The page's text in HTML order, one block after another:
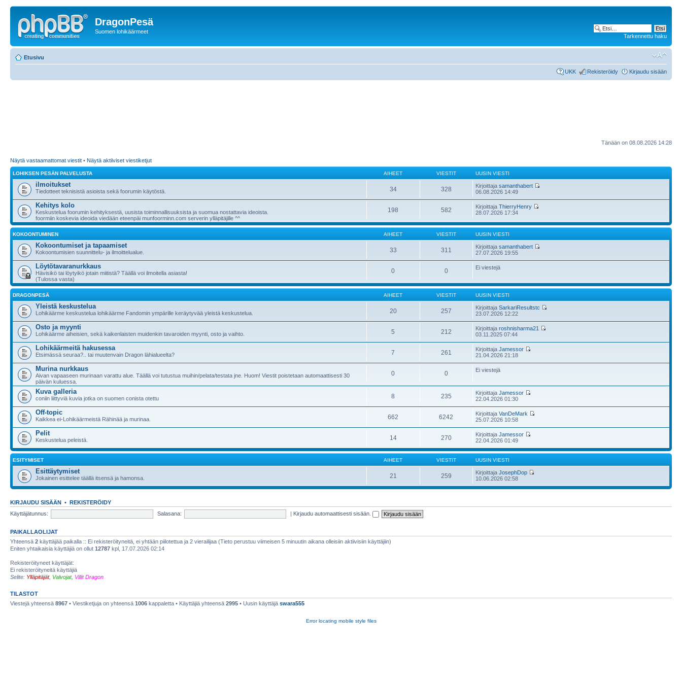
DragonPesä
Suomen lohikäärmeet
Tarkennettu haku
Etusivu
UKK Rekisteröidy Kirjaudu sisään
Tänään on 08.08.2026 14:28
Näytä vastaamattomat viestit • Näytä aktiiviset viestiketjut
LOHIKSEN PESÄN PALVELUSTA AIHEET VIESTIT UUSIN VIESTI
ilmoitukset
Tiedotteet teknisistä asioista sekä foorumin käytöstä. 34 328 Kirjoittajasamanthabert
06.08.2026 14:49
Kehitys kolo
Keskustelua foorumin kehityksestä, uusista toiminnallisuuksista ja suomua nostattavia ideoista.
foormiin koskevia ideoida viedään eteenpäi munfoorminn.com serverin ylläpitäjille ^^
198 582 KirjoittajaThierryHenry
28.07.2026 17:34
KOKOONTUMINEN AIHEET VIESTIT UUSIN VIESTI
Kokoontumiset ja tapaamiset
Kokoontumisien suunnittelu- ja ilmoittelualue. 33 311 Kirjoittajasamanthabert
27.07.2026 19:55
Löytötavaranurkkaus
Hävisikö tai löytyikö jotain miitistä? Täällä voi ilmoitella asiasta!
(Tulossa vasta)
0 0 Ei viestejä
DRAGONPESÄ AIHEET VIESTIT UUSIN VIESTI
Yleistä keskustelua
Lohikäärme keskustelua lohikäärme Fandomin ympärille keräytyvää yleistä keskustelua. 20 257 KirjoittajaSarkariResultstc
23.07.2026 12:22
Osto ja myynti
Lohikäärme aiheisien, sekä kaikenlaisten muidenkin tavaroiden myynti, osto ja vaihto. 5 212 Kirjoittajaroshnisharma21
03.11.2025 07:44
Lohikäärmeitä hakusessa
Etsimässä seuraa?.. tai muutenvain Dragon lähialueelta? 7 261 KirjoittajaJamessor
21.04.2026 21:18
Murina nurkkaus
Aivan vapaaseen murinaan varattu alue. Täällä voi tutustua muihin/pelata/testata jne. Huom! Viestit poistetaan automaattisesti 30
päivän kuluessa.
0 0 Ei viestejä
Kuva galleria
coniin liittyviä kuvia jotka on suomen conista otettu 8 235 KirjoittajaJamessor
22.04.2026 01:30
Off-topic
Kaikkea ei-Lohikäärmeistä Rähinää ja murinaa. 662 6242 KirjoittajaVanDeMark
25.07.2026 10:58
Pelit
Keskustelua peleistä. 14 270 KirjoittajaJamessor
22.04.2026 01:49
ESITYMISET AIHEET VIESTIT UUSIN VIESTI
Esittäytymiset
Jokainen esittelee täällä itsensä ja hamonsa. 21 259 KirjoittajaJosephDop
10.06.2026 02:58
KIRJAUDU SISÄÄN • REKISTERÖIDY
Käyttäjätunnus:
Salasana: | Kirjaudu automaattisesti sisään.
PAIKALLAOLIJAT
Yhteensä 2 käyttäjää paikalla :: Ei rekisteröityneitä, ei yhtään piilotettua ja 2 vierailijaa (Tieto perustuu viimeisen 5 minuutin aikana olleisiin aktiivisiin käyttäjiin)
Eniten yhtaikaisia käyttäjiä on ollut 12787 kpl, 17.07.2026 02:14
Rekisteröityneet käyttäjät:
Ei rekisteröityneitä käyttäjiä
Selite: Ylläpitäjät, Valvojat, Villit Dragon
TILASTOT
Viestejä yhteensä 8967 • Viestiketjuja on yhteensä 1006 kappaletta • Käyttäjiä yhteensä 2995 • Uusin käyttäjä swara555
Error locating mobile style files